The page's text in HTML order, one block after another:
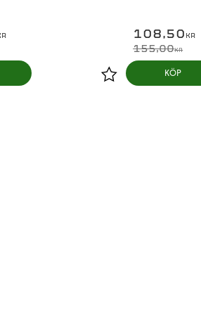
108,50 KR
155,00KR
KÖP